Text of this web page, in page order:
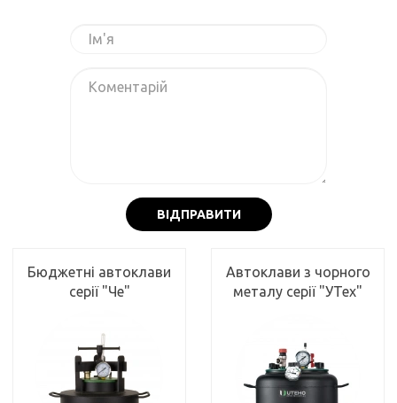
ВІДПРАВИТИ
Бюджетні автоклави
серії "Че"
Автоклави з чорного
металу серії "УТех"